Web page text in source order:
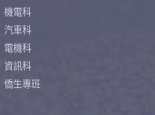
機電科
汽車科
電機科
資訊科
僑生專班